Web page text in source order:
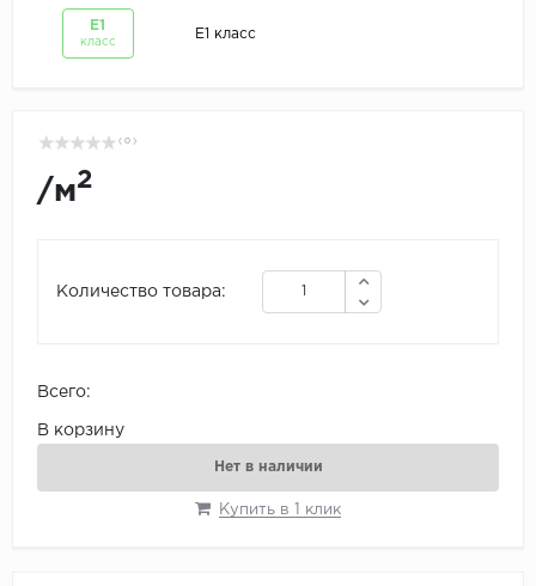
E1
класс
E1 класс
( 0 )
/м2
Количество товара:
Всего:
В корзину
Нет в наличии
Купить в 1 клик